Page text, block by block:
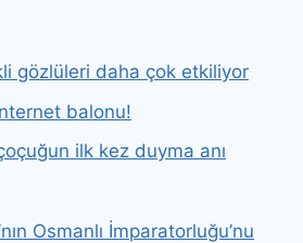
gözlüleri daha çok etkiliyor
balonu!
ilk kez duyma anı
Osmanlı İmparatorluğu’nu